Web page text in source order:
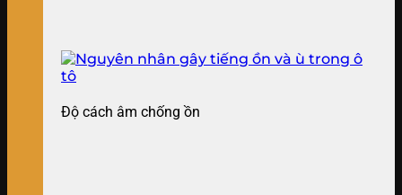
Độ cách âm chống ồn